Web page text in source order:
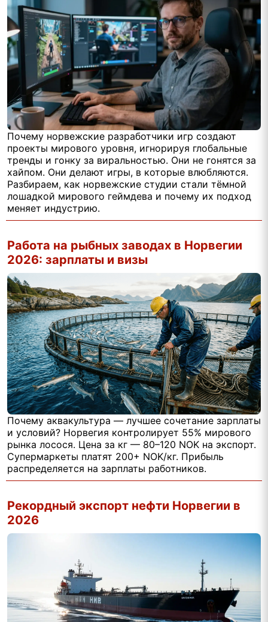
Почему норвежские разработчики игр создают
проекты мирового уровня, игнорируя глобальные
тренды и гонку за виральностью. Они не гонятся за
хайпом. Они делают игры, в которые влюбляются.
Разбираем, как норвежские студии стали тёмной
лошадкой мирового геймдева и почему их подход
меняет индустрию.
Работа на рыбных заводах в Норвегии
2026: зарплаты и визы
Почему аквакультура — лучшее сочетание зарплаты
и условий? Норвегия контролирует 55% мирового
рынка лосося. Цена за кг — 80–120 NOK на экспорт.
Супермаркеты платят 200+ NOK/кг. Прибыль
распределяется на зарплаты работников.
Рекордный экспорт нефти Норвегии в
2026